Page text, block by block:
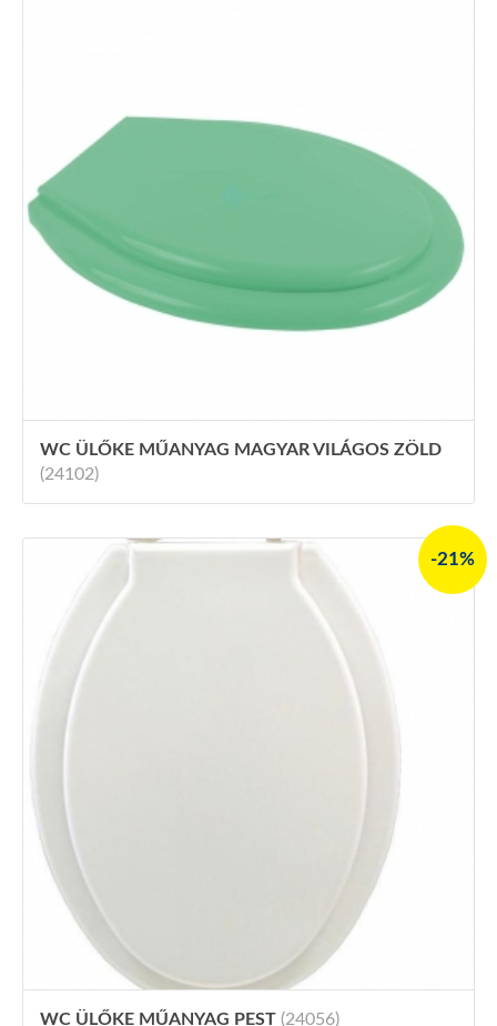
WC ÜLŐKE MŰANYAG MAGYAR VILÁGOS ZÖLD
(24102)
-21%
WC ÜLŐKE MŰANYAG PEST (24056)